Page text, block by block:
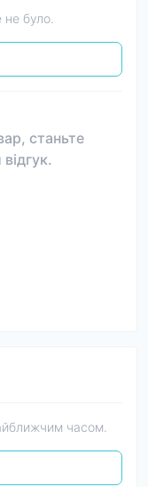
не було.
станьте
часом.